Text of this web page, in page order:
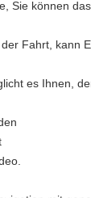
Sie können
Fahrt, kann
es Ihnen,